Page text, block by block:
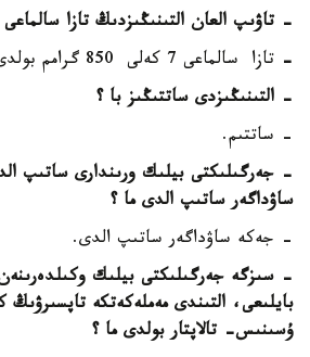
- تاۋىپ العان التىنىڭىزدىڭ تازا
- تازا سالماعى 7 كەلى 850 گرامم بولدى.
- التىنىڭىزدى ساتتىڭىز با ؟
- ساتتىم.
- جەرگىلىكتى بيلىك ورىندارى ساتىپ
ساۋداگەر ساتىپ الدى ما ؟
- جەكە ساۋداگەر ساتىپ الدى.
- سىزگە جەرگىلىكتى بيلىك
بايلىعى، التىندى مەملەكەتكە
ۇسىنىس- تالاپتار بولدى ما ؟